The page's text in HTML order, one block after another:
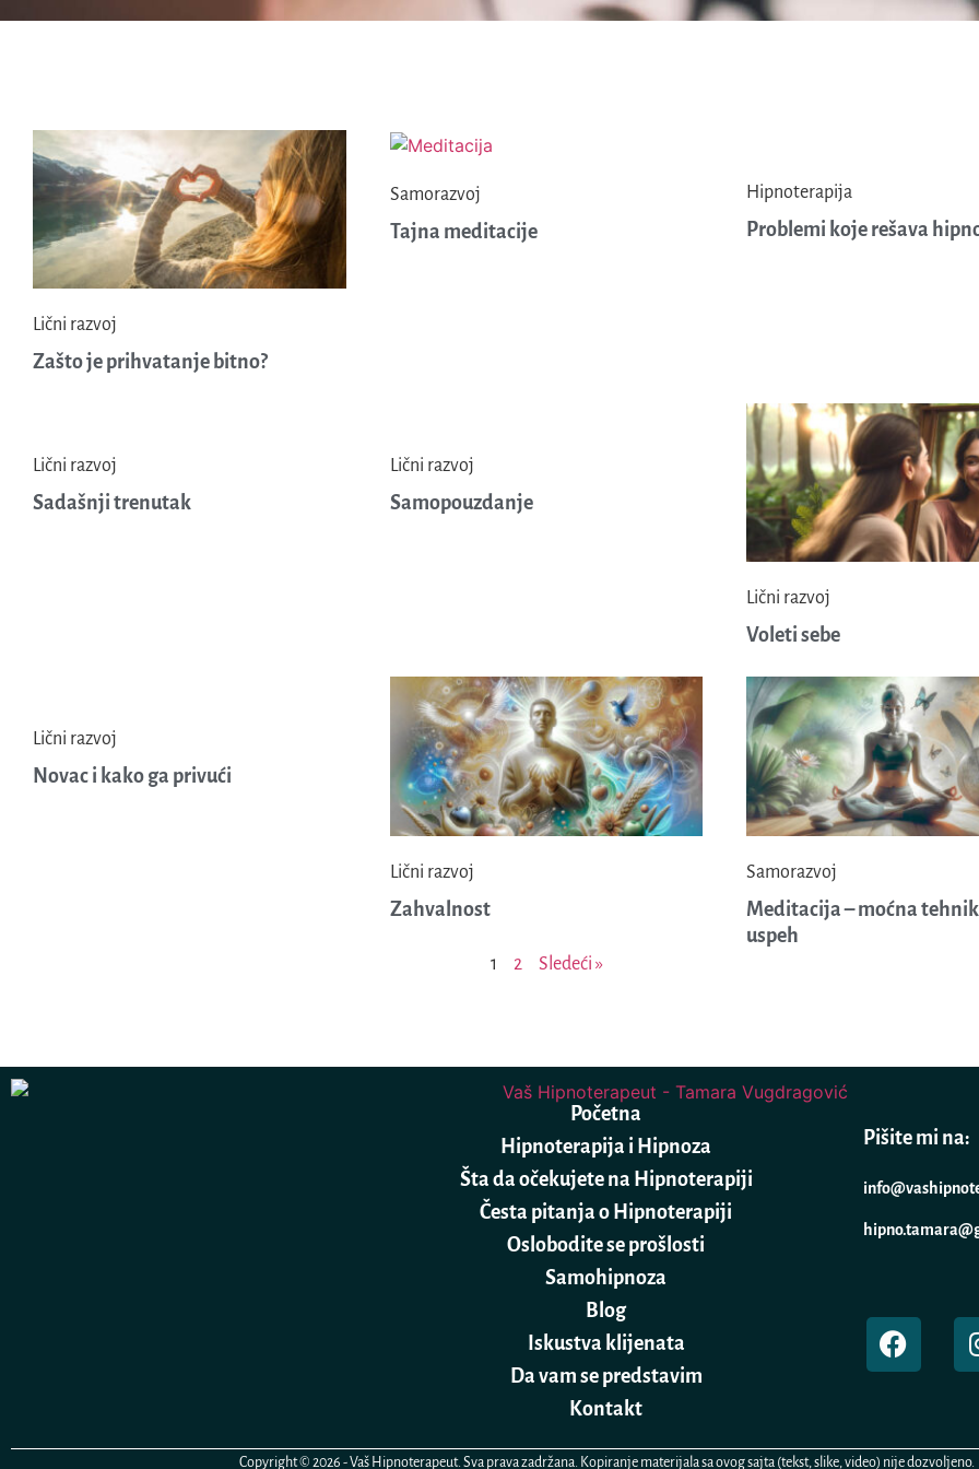
Lični razvoj
Zašto je prihvatanje bitno?
Samorazvoj
Tajna meditacije
Hipnoterapija
Problemi koje rešava
Lični razvoj
Sadašnji trenutak
Lični razvoj
Samopouzdanje
Lični razvoj
Voleti sebe
Lični razvoj
Novac i kako ga privući
Lični razvoj
Zahvalnost
Samorazvoj
Meditacija – moćna
uspeh
1 2 Sledeći »
Početna
Hipnoterapija i Hipnoza
Šta da očekujete na Hipnoterapiji
Česta pitanja o Hipnoterapiji
Oslobodite se prošlosti
Samohipnoza
Blog
Iskustva klijenata
Da vam se predstavim
Kontakt
Pišite mi na:
Copyright © 2026 - Vaš Hipnoterapeut. Sva prava zadržana. Kopiranje materijala sa ovog sajta (tekst, slike, video) nije dozvoljeno.